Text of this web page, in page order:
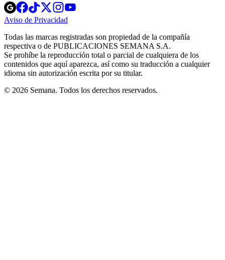
Opens
in
new
Opens
in
new
Opens
in
new
window
Opens
new
windowwindow
Aviso de Privacidad
new
window
Todas las marcas registradas son propiedad de la compañía
respectiva o de PUBLICACIONES SEMANA S.A.
Se prohíbe la reproducción total o parcial de cualquiera de los
contenidos que aquí aparezca, así como su traducción a cualquier
idioma sin autorización escrita por su titular.
© 2026 Semana. Todos los derechos reservados.